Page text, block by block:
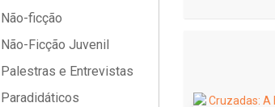
Não-ficção
Não-Ficção Juvenil
Palestras e Entrevistas
Paradidáticos